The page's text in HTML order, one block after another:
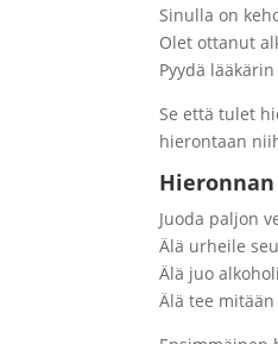
Sinulla on
Olet ottanut
Pyydä
Se että tulet
hierontaan
Juoda paljon
Älä urheile
Älä juo
Älä tee mitään